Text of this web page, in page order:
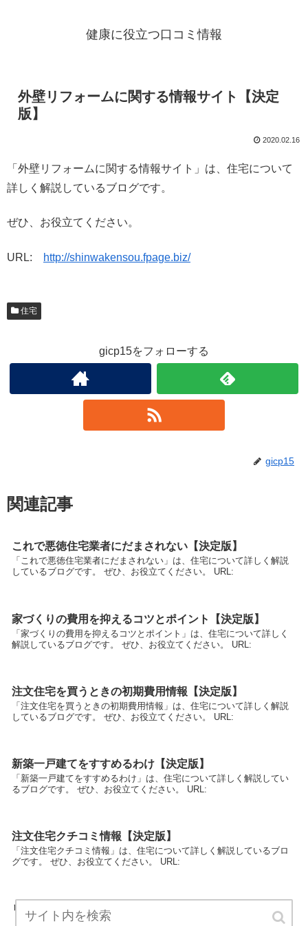
健康に役立つ口コミ情報
外壁リフォームに関する情報サイト【決定
版】
2020.02.16
「外壁リフォームに関する情報サイト」は、住宅について
詳しく解説しているブログです。
ぜひ、お役立てください。
URL: http://shinwakensou.fpage.biz/
住宅
gicp15をフォローする
gicp15
関連記事
これで悪徳住宅業者にだまされない【決定版】
「これで悪徳住宅業者にだまされない」は、住宅について詳しく解説
しているブログです。 ぜひ、お役立てください。 URL:
家づくりの費用を抑えるコツとポイント【決定版】
「家づくりの費用を抑えるコツとポイント」は、住宅について詳しく
解説しているブログです。 ぜひ、お役立てください。 URL:
注文住宅を買うときの初期費用情報【決定版】
「注文住宅を買うときの初期費用情報」は、住宅について詳しく解説
しているブログです。 ぜひ、お役立てください。 URL:
新築一戸建てをすすめるわけ【決定版】
「新築一戸建てをすすめるわけ」は、住宅について詳しく解説してい
るブログです。 ぜひ、お役立てください。 URL:
注文住宅クチコミ情報【決定版】
「注文住宅クチコミ情報」は、住宅について詳しく解説しているブロ
グです。 ぜひ、お役立てください。 URL:
リフォームするなら最初にこれを！【決定版】
「リフォームするなら最初にこれを！」は、住宅について詳しく解説